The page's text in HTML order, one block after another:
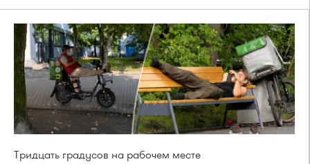
Тридцать градусов на рабочем месте